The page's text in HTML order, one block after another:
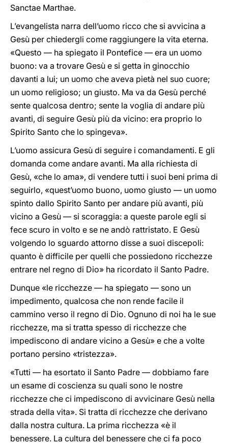
Sanctae Marthae.
L’evangelista narra dell’uomo ricco che si avvicina a
Gesù per chiedergli come raggiungere la vita eterna.
«Questo — ha spiegato il Pontefice — era un uomo
buono: va a trovare Gesù e si getta in ginocchio
davanti a lui; un uomo che aveva pietà nel suo cuore;
un uomo religioso; un giusto. Ma va da Gesù perché
sente qualcosa dentro; sente la voglia di andare più
avanti, di seguire Gesù più da vicino: era proprio lo
Spirito Santo che lo spingeva».
L’uomo assicura Gesù di seguire i comandamenti. E gli
domanda come andare avanti. Ma alla richiesta di
Gesù, «che lo ama», di vendere tutti i suoi beni prima di
seguirlo, «quest’uomo buono, uomo giusto — un uomo
spinto dallo Spirito Santo per andare più avanti, più
vicino a Gesù — si scoraggia: a queste parole egli si
fece scuro in volto e se ne andò rattristato. E Gesù
volgendo lo sguardo attorno disse a suoi discepoli:
quanto è difficile per quelli che possiedono ricchezze
entrare nel regno di Dio» ha ricordato il Santo Padre.
Dunque «le ricchezze — ha spiegato — sono un
impedimento, qualcosa che non rende facile il
cammino verso il regno di Dio. Ognuno di noi ha le sue
ricchezze, ma si tratta spesso di ricchezze che
impediscono di andare vicino a Gesù» e che a volte
portano persino «tristezza».
«Tutti — ha esortato il Santo Padre — dobbiamo fare
un esame di coscienza su quali sono le nostre
ricchezze che ci impediscono di avvicinare Gesù nella
strada della vita». Si tratta di ricchezze che derivano
dalla nostra cultura. La prima ricchezza «è il
benessere. La cultura del benessere che ci fa poco